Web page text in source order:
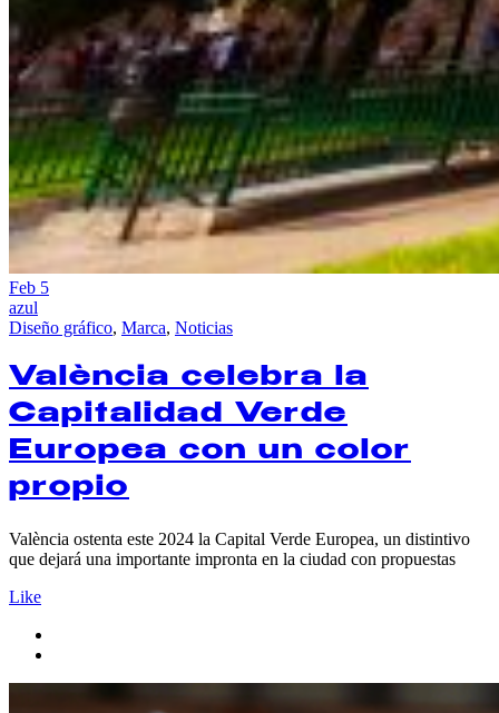
Feb 5
azul
Diseño gráfico, Marca, Noticias
València celebra la
Capitalidad Verde
Europea con un color
propio
València ostenta este 2024 la Capital Verde Europea, un distintivo
que dejará una importante impronta en la ciudad con propuestas
Like